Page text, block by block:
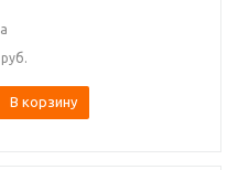
руб.
В корзину